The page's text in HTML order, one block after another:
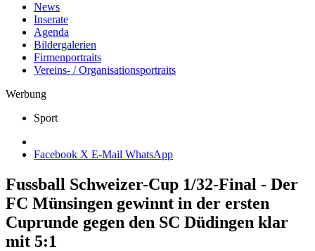
News
Inserate
Agenda
Bildergalerien
Firmenportraits
Vereins- / Organisationsportraits
Werbung
Sport
Facebook X E-Mail WhatsApp
Fussball Schweizer-Cup 1/32-Final - Der
FC Münsingen gewinnt in der ersten
Cuprunde gegen den SC Düdingen klar
mit 5:1